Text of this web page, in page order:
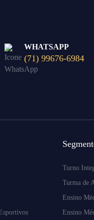
WHATSAPP
(71) 99676-6984
Turno
Turma de
Ensino
Ensino